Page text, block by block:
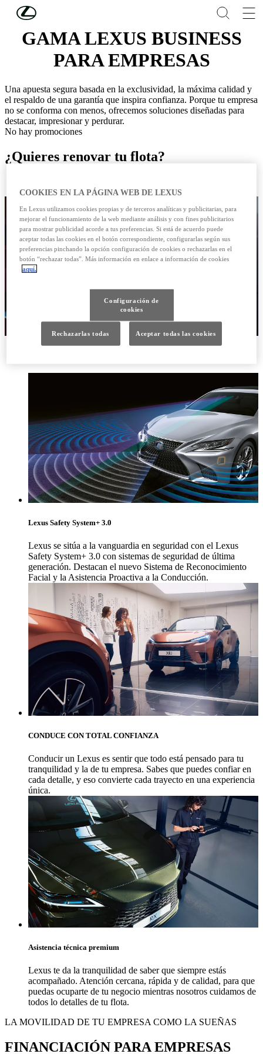
Skip to Main Content
GAMA LEXUS BUSINESS
PARA EMPRESAS
Una apuesta segura basada en la exclusividad, la máxima calidad y
el respaldo de una garantía que inspira confianza. Porque tu empresa
no se conforma con menos, ofrecemos soluciones diseñadas para
destacar, impresionar y perdurar.
No hay promociones
¿Quieres renovar tu flota?
Lexus Safety System+ 3.0
Lexus se sitúa a la vanguardia en seguridad con el Lexus
Safety System+ 3.0 con sistemas de seguridad de última
generación. Destacan el nuevo Sistema de Reconocimiento
Facial y la Asistencia Proactiva a la Conducción.
CONDUCE CON TOTAL CONFIANZA
Conducir un Lexus es sentir que todo está pensado para tu
tranquilidad y la de tu empresa. Sabes que puedes confiar en
cada detalle, y eso convierte cada trayecto en una experiencia
única.
Asistencia técnica premium
Lexus te da la tranquilidad de saber que siempre estás
acompañado. Atención cercana, rápida y de calidad, para que
puedas ocuparte de tu negocio mientras nosotros cuidamos de
todos lo detalles de tu flota.
LA MOVILIDAD DE TU EMPRESA COMO LA SUEÑAS
FINANCIACIÓN PARA EMPRESAS
COOKIES EN LA PÁGINA WEB DE LEXUS
En Lexus utilizamos cookies propias y de terceros analíticas y publicitarias, para
mejorar el funcionamiento de la web mediante análisis y con fines publicitarios
para mostrar publicidad acorde a tus preferencias. Si está de acuerdo puede
aceptar todas las cookies en el botón correspondiente, configurarlas según sus
preferencias pinchando la opción configuración de cookies o rechazarlas en el
botón “rechazar todas”. Más información en enlace a información de cookies
aquí.
Configuración de
cookies
Rechazarlas todas Aceptar todas las cookies